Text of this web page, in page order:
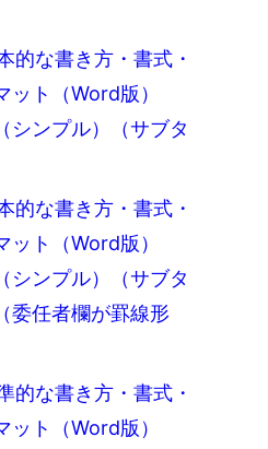
的な書き方・書式・
ット（Word版）
シンプル）（サブタ
的な書き方・書式・
ット（Word版）
シンプル）（サブタ
委任者欄が罫線形
的な書き方・書式・
ット（Word版）